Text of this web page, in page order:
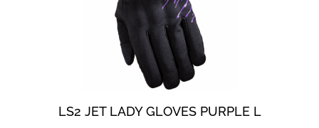
LS2 JET LADY GLOVES PURPLE L